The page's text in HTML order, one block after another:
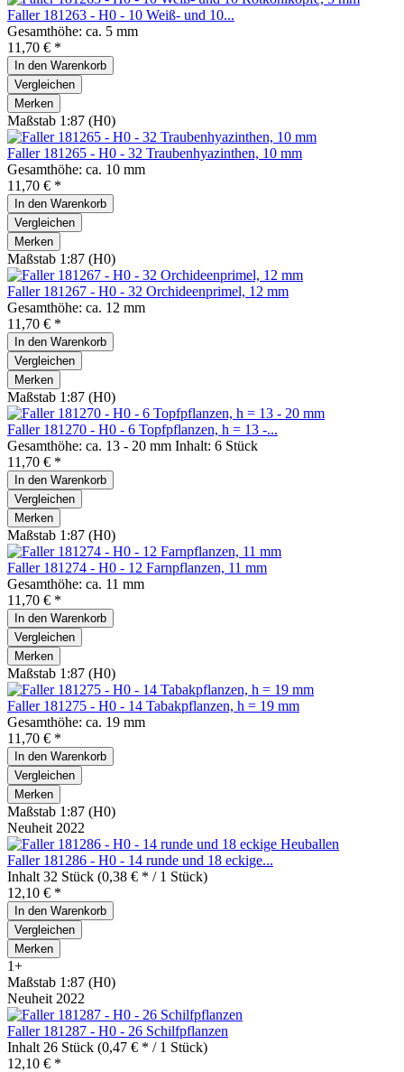
Faller 181263 - H0 - 10 Weiß- und 10...
Gesamthöhe: ca. 5 mm
11,70 € *
In den Warenkorb
Vergleichen
Merken
Maßstab 1:87 (H0)
Faller 181265 - H0 - 32 Traubenhyazinthen, 10 mm
Gesamthöhe: ca. 10 mm
11,70 € *
In den Warenkorb
Vergleichen
Merken
Maßstab 1:87 (H0)
Faller 181267 - H0 - 32 Orchideenprimel, 12 mm
Gesamthöhe: ca. 12 mm
11,70 € *
In den Warenkorb
Vergleichen
Merken
Maßstab 1:87 (H0)
Faller 181270 - H0 - 6 Topfpflanzen, h = 13 -...
Gesamthöhe: ca. 13 - 20 mm Inhalt: 6 Stück
11,70 € *
In den Warenkorb
Vergleichen
Merken
Maßstab 1:87 (H0)
Faller 181274 - H0 - 12 Farnpflanzen, 11 mm
Gesamthöhe: ca. 11 mm
11,70 € *
In den Warenkorb
Vergleichen
Merken
Maßstab 1:87 (H0)
Faller 181275 - H0 - 14 Tabakpflanzen, h = 19 mm
Gesamthöhe: ca. 19 mm
11,70 € *
In den Warenkorb
Vergleichen
Merken
Maßstab 1:87 (H0)
Neuheit 2022
Faller 181286 - H0 - 14 runde und 18 eckige...
Inhalt 32 Stück (0,38 € * / 1 Stück)
12,10 € *
In den Warenkorb
Vergleichen
Merken
1+
Maßstab 1:87 (H0)
Neuheit 2022
Faller 181287 - H0 - 26 Schilfpflanzen
Inhalt 26 Stück (0,47 € * / 1 Stück)
12,10 € *